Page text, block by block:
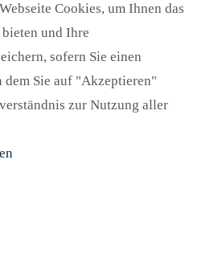
Cookies, um Ihnen das
und Ihre
sofern Sie einen
dem Sie auf "Akzeptieren"
zur Nutzung aller